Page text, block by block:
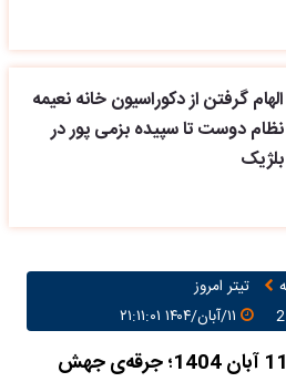
الهام گرفتن از دکوراسیون خانه نعیمه
نظام دوست تا سپیده بزمی پور در
بلژیک
تیتر امروز
قیمت طلا امروز یکشنبه 11 آبان 1404؛ جرقه‌ی جهش